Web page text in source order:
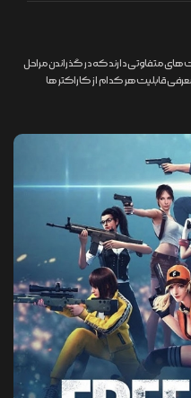
های متفاوتی دارند که در گذراندن مراحل
قابلیت هر کدام از کاراکتر ها